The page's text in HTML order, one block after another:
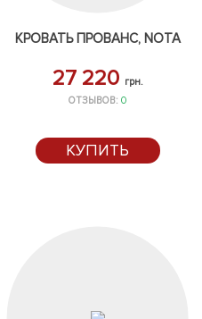
КРОВАТЬ ПРОВАНС, NOTA
27 220 грн.
ОТЗЫВОВ:0
КУПИТЬ